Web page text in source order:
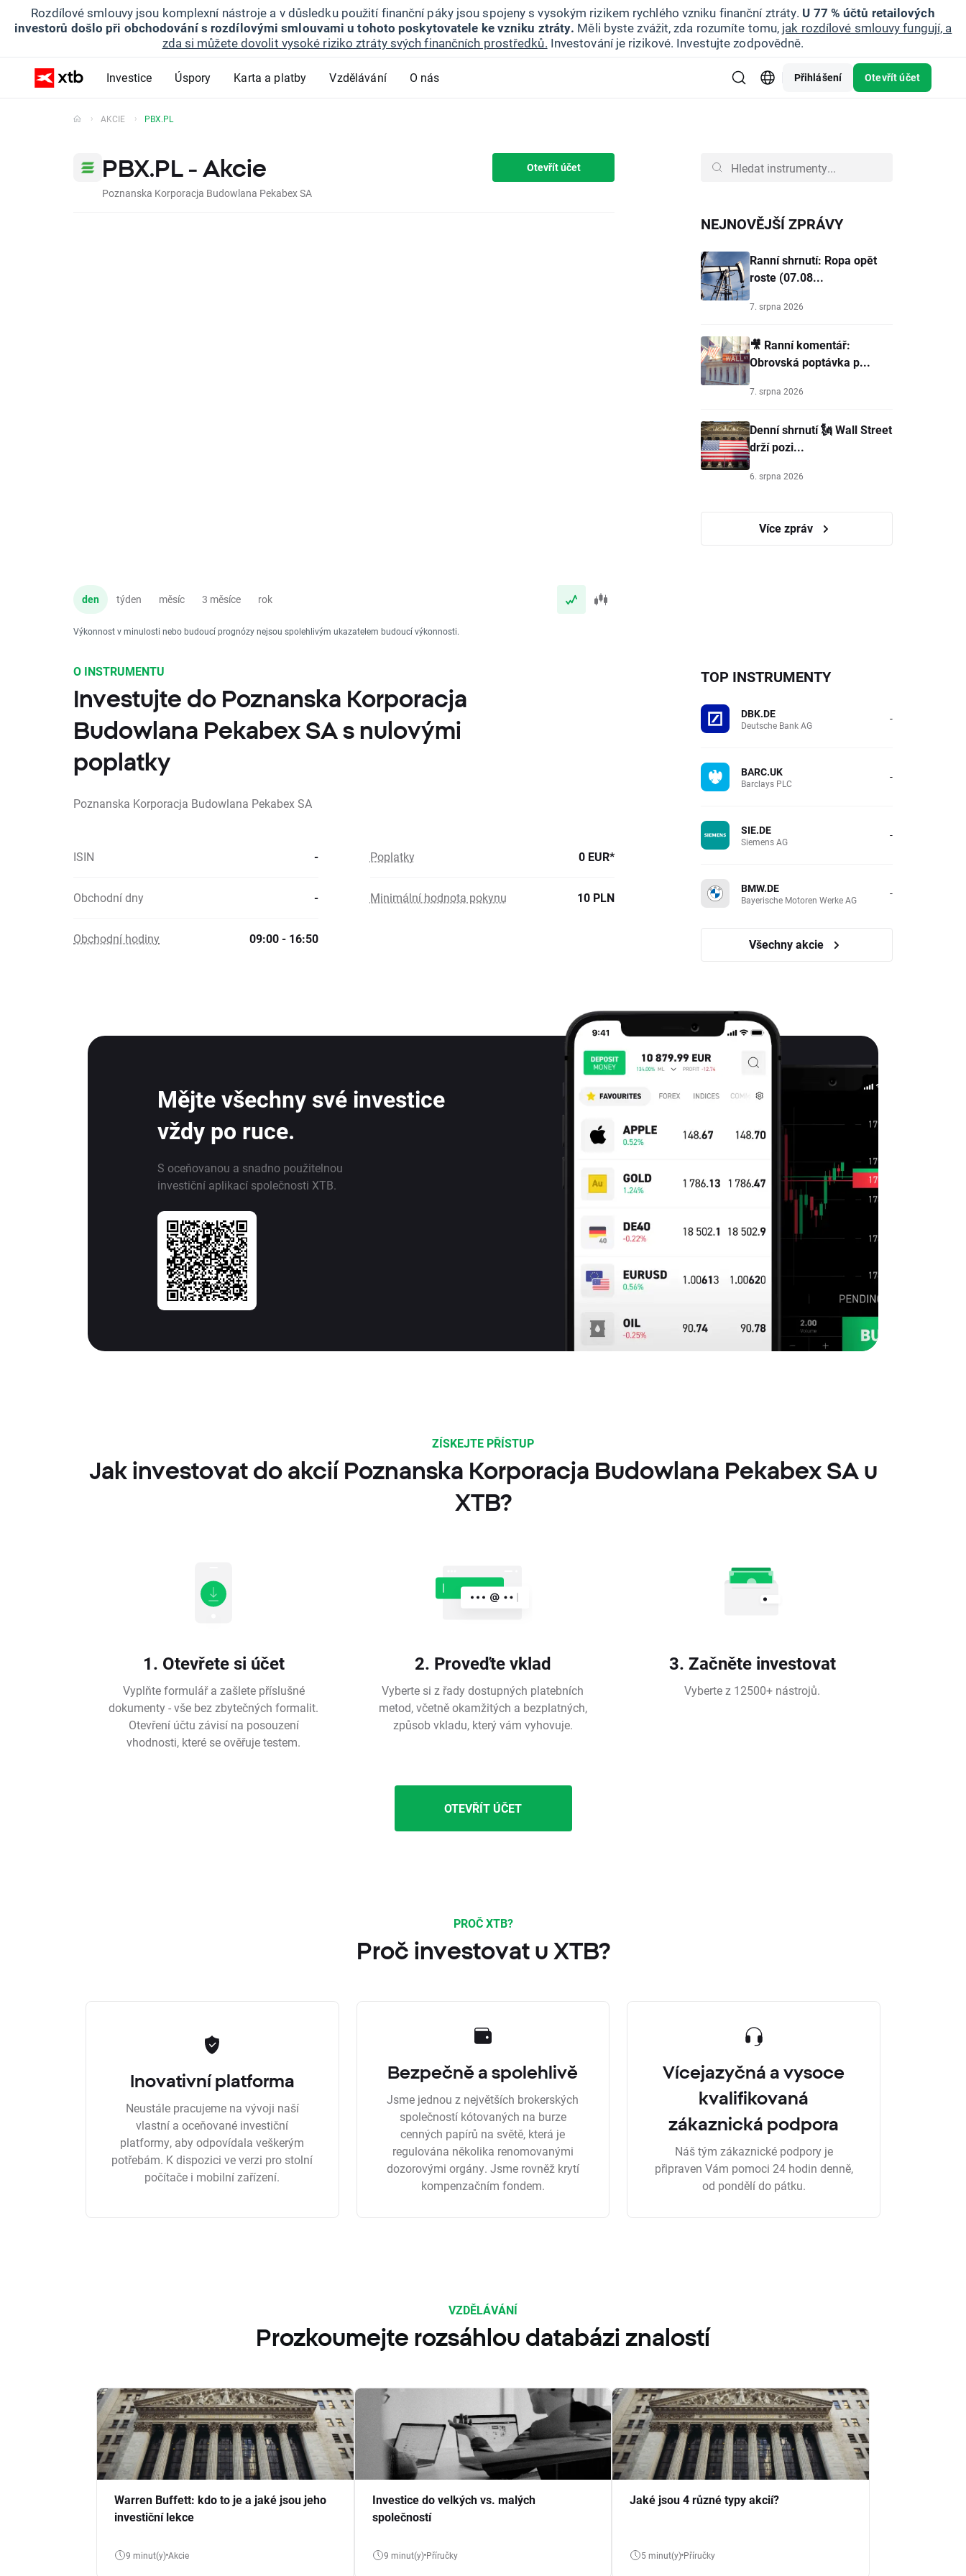
Rozdílové smlouvy jsou komplexní nástroje a v důsledku použití finanční páky jsou spojeny s vysokým rizikem rychlého vzniku finanční ztráty. U 77 % účtů retailových
investorů došlo při obchodování s rozdílovými smlouvami u tohoto poskytovatele ke vzniku ztráty. Měli byste zvážit, zda rozumíte tomu, jak rozdílové smlouvy fungují, a
zda si můžete dovolit vysoké riziko ztráty svých finančních prostředků. Investování je rizikové. Investujte zodpovědně.
Investice Úspory Karta a platby Vzdělávání O nás Přihlášení Otevřít účet
AKCIE PBX.PL
PBX.PL - Akcie
Poznanska Korporacja Budowlana Pekabex SA
Otevřít účet
den týden měsíc 3 měsíce rok
Výkonnost v minulosti nebo budoucí prognózy nejsou spolehlivým ukazatelem budoucí výkonnosti.
NEJNOVĚJŠÍ ZPRÁVY
Ranní shrnutí: Ropa opět
roste (07.08...
7. srpna 2026
🎥 Ranní komentář:
Obrovská poptávka p...
7. srpna 2026
Denní shrnutí 🗽 Wall Street
drží pozi...
6. srpna 2026
Více zpráv
O INSTRUMENTU
Investujte do Poznanska Korporacja
Budowlana Pekabex SA s nulovými
poplatky
Poznanska Korporacja Budowlana Pekabex SA
ISIN - Poplatky 0 EUR*
Obchodní dny - Minimální hodnota pokynu 10 PLN
Obchodní hodiny 09:00 - 16:50
TOP INSTRUMENTY
DBK.DE
Deutsche Bank AG -
BARC.UK
Barclays PLC -
SIE.DE
Siemens AG -
BMW.DE
Bayerische Motoren Werke AG -
Všechny akcie
Mějte všechny své investice
vždy po ruce.
S oceňovanou a snadno použitelnou
investiční aplikací společnosti XTB.
ZÍSKEJTE PŘÍSTUP
Jak investovat do akcií Poznanska Korporacja Budowlana Pekabex SA u
XTB?
1. Otevřete si účet
Vyplňte formulář a zašlete příslušné
dokumenty - vše bez zbytečných formalit.
Otevření účtu závisí na posouzení
vhodnosti, které se ověřuje testem.
2. Proveďte vklad
Vyberte si z řady dostupných platebních
metod, včetně okamžitých a bezplatných,
způsob vkladu, který vám vyhovuje.
3. Začněte investovat
Vyberte z 12500+ nástrojů.
OTEVŘÍT ÚČET
PROČ XTB?
Proč investovat u XTB?
Inovativní platforma
Neustále pracujeme na vývoji naší
vlastní a oceňované investiční
platformy, aby odpovídala veškerým
potřebám. K dispozici ve verzi pro stolní
počítače i mobilní zařízení.
Bezpečně a spolehlivě
Jsme jednou z největších brokerských
společností kótovaných na burze
cenných papírů na světě, která je
regulována několika renomovanými
dozorovými orgány. Jsme rovněž krytí
kompenzačním fondem.
Vícejazyčná a vysoce
kvalifikovaná
zákaznická podpora
Náš tým zákaznické podpory je
připraven Vám pomoci 24 hodin denně,
od pondělí do pátku.
VZDĚLÁVÁNÍ
Prozkoumejte rozsáhlou databázi znalostí
Warren Buffett: kdo to je a jaké jsou jeho
investiční lekce
9 minut(y) Akcie
Investice do velkých vs. malých
společností
9 minut(y) Příručky
Jaké jsou 4 různé typy akcií?
5 minut(y) Příručky